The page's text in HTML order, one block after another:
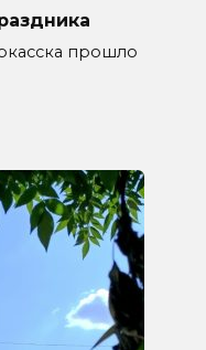
прошло